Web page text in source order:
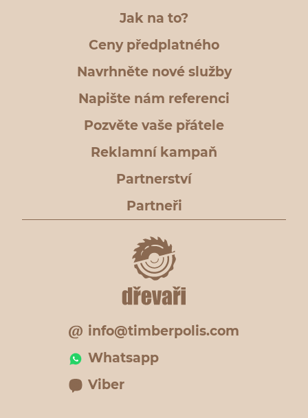
Jak na to?
Ceny předplatného
Navrhněte nové služby
Napište nám referenci
Pozvěte vaše přátele
Reklamní kampaň
Partnerství
Partneři
info@timberpolis.com
Whatsapp
Viber